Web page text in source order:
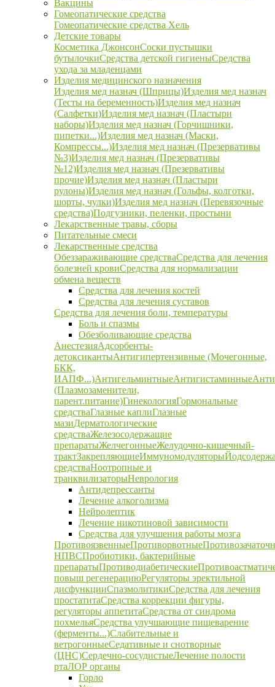
Вакцины
Гомеопатические средства
Гомеопатические средства Хель
Детские товары
Косметика ДжонсонСоски пустышки
бутылочкиСредства детской гигиеныСредства
ухода за младенцами
Изделия медицинского назначения
Изделия мед назнач (Шприцы)Изделия мед назнач
(Тесты на беременность)Изделия мед назнач
(Салфетки)Изделия мед назнач (Пластыри
наборы)Изделия мед назнач (Горчишники,
пипетки...)Изделия мед назнач (Маски,
Компрессы...)Изделия мед назнач (Презервативы
№3)Изделия мед назнач (Презервативы
№12)Изделия мед назнач (Презервативы
прочие)Изделия мед назнач (Пластыри
рулоны)Изделия мед назнач (Гольфы, колготки,
шорты, чулки)Изделия мед назнач (Перевязочные
средства)Подгузники, пеленки, простыни
Лекарственные травы, сборы
Питательные смеси
Лекарственные средства
Обеззараживающие средстваСредства для лечения
болезней кровиСредства для нормализации
обмена веществ
Средства для лечения костей
Средства для лечения суставов
Средства для лечения боли, температуры
Боль и спазмы
Обезболивающие средства
АнестезияАдсорбенты-
детоксикантыАнтигипертензивные (Мочегонные,
БКК,
ИАПФ...)АнтигельминтныеАнтигистаминные
(Плазмозаменители,
парент.питание)ГинекологияГормональные
средстваГлазные каплиГлазные
мазиДерматологические
средстваЖелезосодержащие
препаратыЖелчегонныеЖелудочно-кишечный-
трактЗакрепляющиеИммуномодуляторы
средстваНоотропные и
транквилизаторыНеврология
Антидепрессанты
Лечение алкоголизма
Нейролептик
Лечение никотиновой зависимости
Средства для улучшения работы мозга
ПротивоязвенныеПротиворвотные
НПВСПробиотики, бактерийные
препаратыПротиводиабетические
повыш регенерациюРегуляторы эректильной
дисфункцииСпазмолитикиСредства для лечения
простатитаСредства коррекции фигуры,
регуляторы аппетитаСредства от синдрома
похмельяСредства улучшающие пищеварение
(ферменты...)Слабительные и
ветрогонныеСедативные и снотворные
(ЦНС)Сердечно-сосудистыеЛечение полости
ртаЛОР органы
Горло